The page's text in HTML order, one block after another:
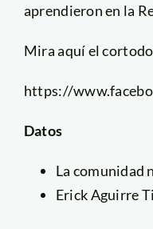
aprendieron en la
Mira aquí el
https://
Datos
La comunidad
Erick Aguirre